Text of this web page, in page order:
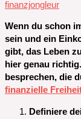
finanzjongleur
Wenn du schon
sein und ein
gibt, das Leben
hier genau
besprechen, die
finanzielle
Definiere